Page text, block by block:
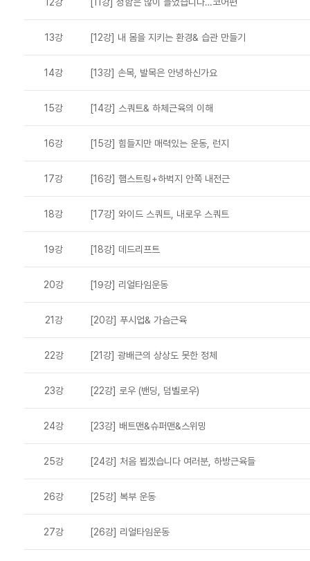
13강 [12강] 내 몸을 지키는 환경& 습관 만들기
14강 [13강] 손목, 발목은 안녕하신가요
15강 [14강] 스쿼트& 하체근육의 이해
16강 [15강] 힘들지만 매력있는 운동, 런지
17강 [16강] 햄스트링+하벅지 안쪽 내전근
18강 [17강] 와이드 스쿼트, 내로우 스쿼트
19강 [18강] 데드리프트
20강 [19강] 리얼타임운동
21강 [20강] 푸시업& 가슴근육
22강 [21강] 광배근의 상상도 못한 정체
23강 [22강] 로우 (밴딩, 덤벨로우)
24강 [23강] 배트맨&슈퍼맨&스위밍
25강 [24강] 처음 뵙겠습니다 여러분, 하방근육들
26강 [25강] 복부 운동
27강 [26강] 리얼타임운동